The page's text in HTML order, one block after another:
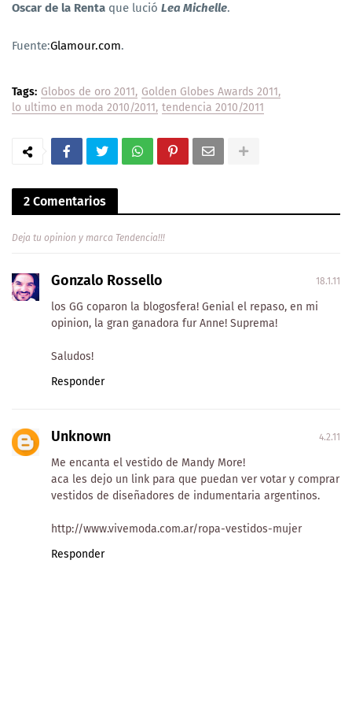
Oscar de la Renta que lució Lea Michelle.
Fuente:Glamour.com.
Tags: Globos de oro 2011 Golden Globes Awards 2011
lo ultimo en moda 2010/2011 tendencia 2010/2011
2 Comentarios
Deja tu opinion y marca Tendencia!!!
Gonzalo Rossello 18.1.11
los GG coparon la blogosfera! Genial el repaso, en mi
opinion, la gran ganadora fur Anne! Suprema!
Saludos!
Responder
Unknown 4.2.11
Me encanta el vestido de Mandy More!
aca les dejo un link para que puedan ver votar y comprar
vestidos de diseñadores de indumentaria argentinos.
http://www.vivemoda.com.ar/ropa-vestidos-mujer
Responder